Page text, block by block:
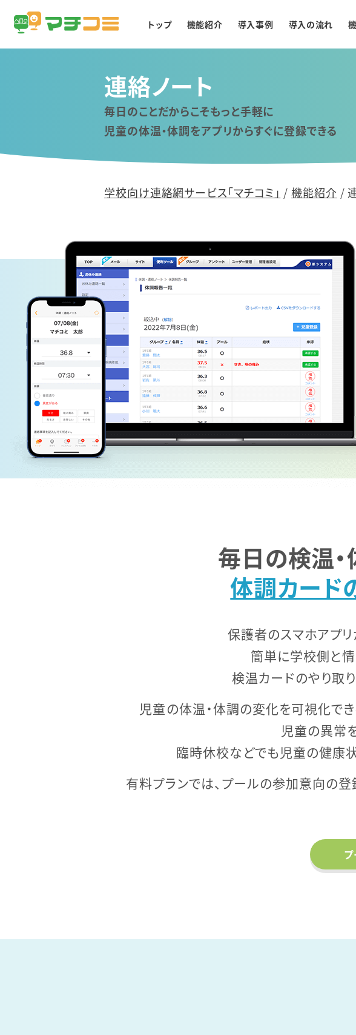
トップ 機能紹介 導入事例 導入の流れ
連絡ノート
毎日のことだからこそもっと手軽に
児童の体温・体調をアプリからすぐに登録できる
学校向け連絡網サービス「マチコミ」 / 機能紹介 /
毎日の検温
体調カード
保護者のスマホアプリ
簡単に学校側と情
検温カードのやり取
児童の体温・体調の変化を可視化で
児童の異常
臨時休校などでも児童の健康
有料プランでは、プールの参加意向の